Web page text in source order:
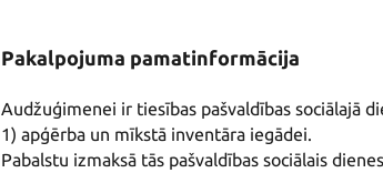
Pakalpojuma pamatinformācija
Audžuģimenei ir tiesības pašvaldības sociālajā
1) apģērba un mīkstā inventāra iegādei.
Pabalstu izmaksā tās pašvaldības sociālais